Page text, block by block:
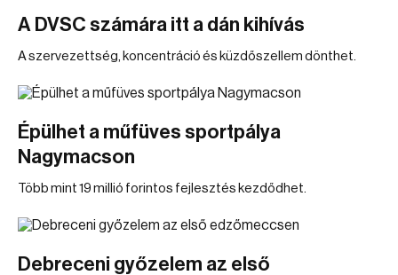
A DVSC számára itt a dán kihívás
A szervezettség, koncentráció és küzdőszellem dönthet.
Épülhet a műfüves sportpálya
Nagymacson
Több mint 19 millió forintos fejlesztés kezdődhet.
Debreceni győzelem az első